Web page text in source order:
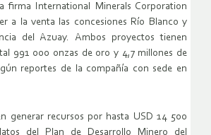
firma International Minerals Corporation
a la venta las concesiones Río Blanco y
del Azuay. Ambos proyectos tienen
991 000 onzas de oro y 4,7 millones de
reportes de la compañía con sede en
generar recursos por hasta USD 14 500
del Plan de Desarrollo Minero del